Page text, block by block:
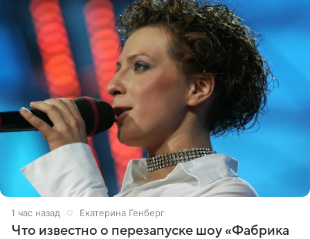
1 час назад Екатерина Генберг
Что известно о перезапуске шоу «Фабрика